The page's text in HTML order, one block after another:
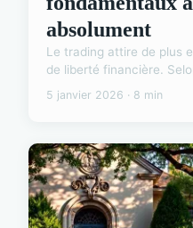
absolument
Le trading attire de plus
de liberté financière.
5 janvier 2026 · 8 min